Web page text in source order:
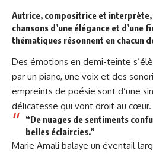
Autrice, compositrice et interprète,
chansons d’une élégance et d’une
thématiques résonnent en chacun
Des émotions en demi-teinte
par un piano, une voix et des
empreints de poésie sont d’une
délicatesse qui vont droit au cœur.
“De nuages de sentiments
belles éclaircies.”
Marie Amali balaye un éventail